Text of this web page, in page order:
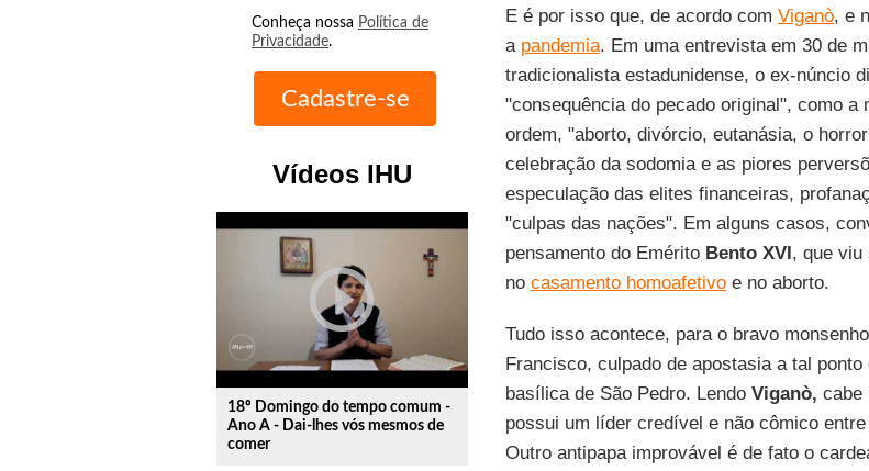
Conheça nossa Política de
Privacidade.
Vídeos IHU
play_circle_outline
18º Domingo do tempo comum -
Ano A - Dai-lhes vós mesmos de
comer
E é por isso que, de acordo com Viganò, e
a pandemia. Em uma entrevista em 30 de
tradicionalista estadunidense, o ex-núncio
"consequência do pecado original", como
ordem, "aborto, divórcio, eutanásia, o
celebração da sodomia e as piores
especulação das elites financeiras,
"culpas das nações". Em alguns casos,
pensamento do Emérito Bento XVI, que viu
no casamento homoafetivoe no aborto.
Tudo isso acontece, para o bravo
Francisco, culpado de apostasia a tal
basílica de São Pedro. Lendo Viganò, cabe
possui um líder credível e não cômico
Outro antipapa improvável é de fato o